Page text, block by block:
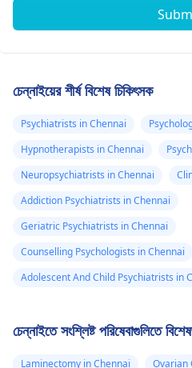
চেন্নাইয়ের শীর্ষ বিশেষ চিকিৎসক
Psychiatrists in Chennai
Hypnotherapists in Chennai
Neuropsychiatrists in Chennai
Addiction Psychiatrists in Chennai
Geriatric Psychiatrists in Chennai
Counselling Psychologists in Chennai
Adolescent And Child Psychiatrists in
চেন্নাইতে সংশ্লিষ্ট পরিষেবাগুলিতে
Laminectomy in Chennai Ovarian